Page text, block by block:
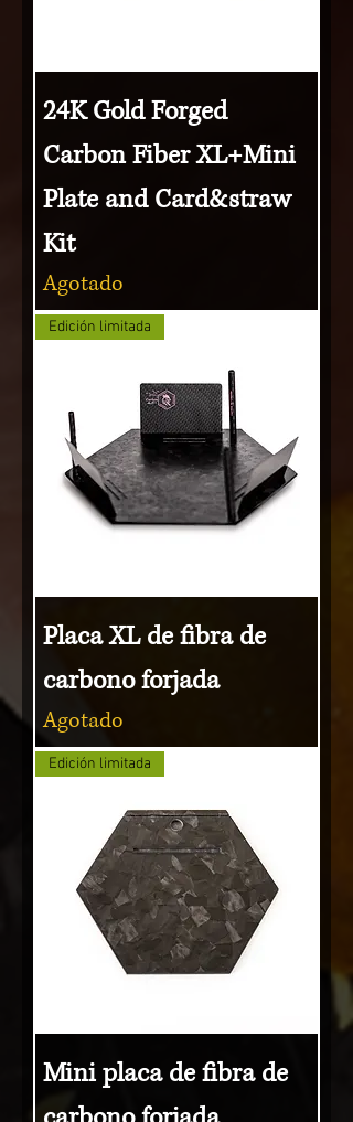
24K Gold Forged
Carbon Fiber XL+Mini
Plate and Card&straw
Kit
Agotado
Edición limitada
Placa XL de fibra de
carbono forjada
Agotado
Edición limitada
Mini placa de fibra de